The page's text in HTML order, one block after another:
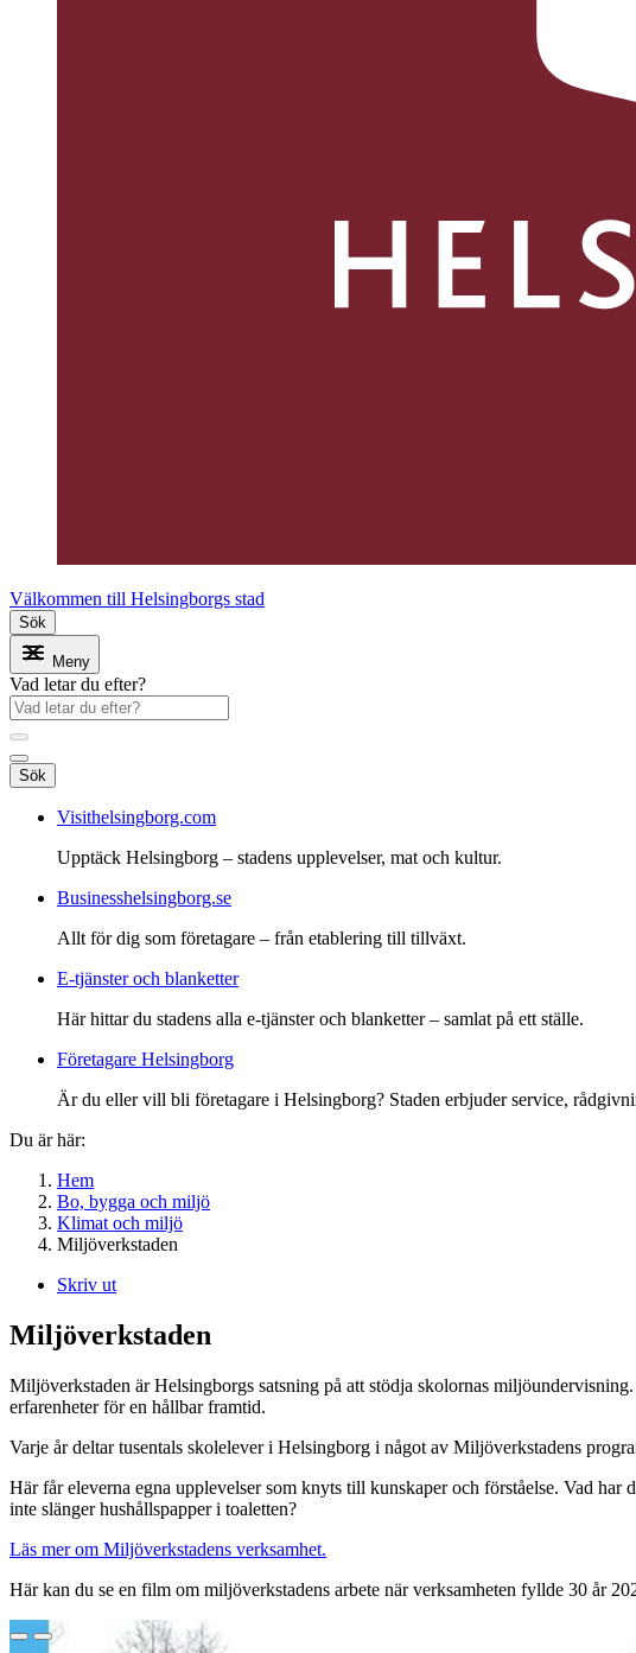
Välkommen till Helsingborgs stad
Sök
Meny
Vad letar du efter?
Sök
Visithelsingborg.com
Upptäck Helsingborg – stadens upplevelser, mat och kultur.
Businesshelsingborg.se
Allt för dig som företagare – från etablering till tillväxt.
E-tjänster och blanketter
Här hittar du stadens alla e-tjänster och blanketter – samlat på ett ställe.
Företagare Helsingborg
Är du eller vill bli företagare i Helsingborg? Staden erbjuder service,
Du är här:
Hem
Bo, bygga och miljö
Klimat och miljö
Miljöverkstaden
Skriv ut
Miljöverkstaden
Miljöverkstaden är Helsingborgs satsning på att stödja skolornas
erfarenheter för en hållbar framtid.
Varje år deltar tusentals skolelever i Helsingborg i något av Miljöverkstadens
Här får eleverna egna upplevelser som knyts till kunskaper och förståelse. Vad
inte slänger hushållspapper i toaletten?
Läs mer om Miljöverkstadens verksamhet.
Här kan du se en film om miljöverkstadens arbete när verksamheten fyllde 30 år